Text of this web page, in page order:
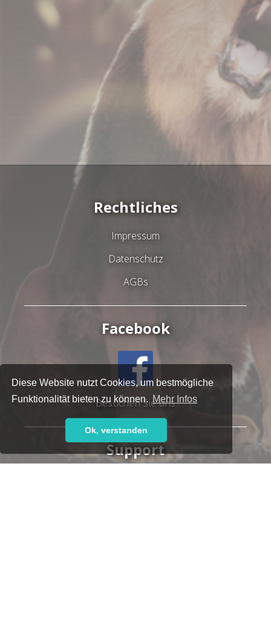
Diese Website nutzt Cookies, um bestmögliche
Funktionalität bieten zu können. Mehr Infos
Ok, verstanden
Rechtliches
Impressum
Datenschutz
AGBs
Facebook
Besuchen Sie uns
Support